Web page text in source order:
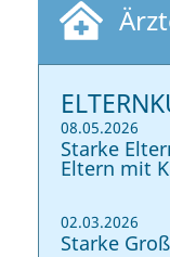
08.05.2026
Starke
Eltern mit
02.03.2026
Starke